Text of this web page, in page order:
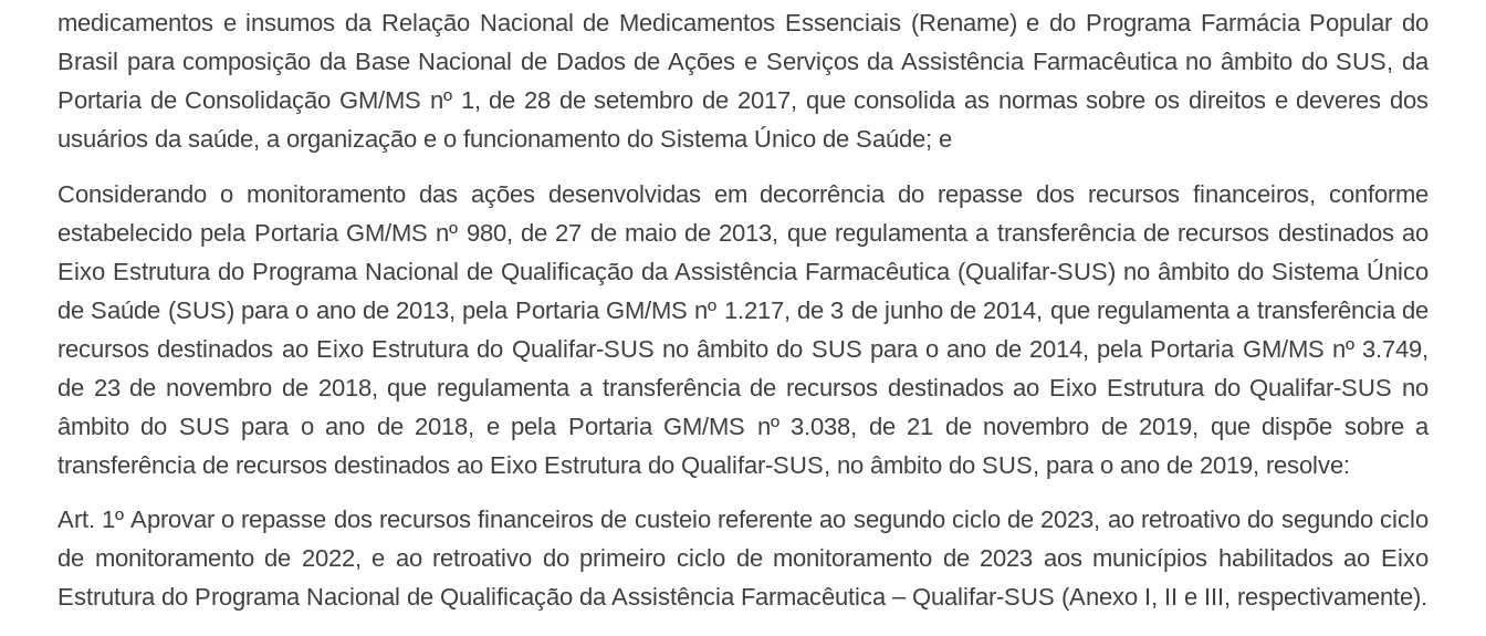
medicamentos e insumos da Relação Nacional de Medicamentos Essenciais (Rename) e do Programa Farmácia Popular do
Brasil para composição da Base Nacional de Dados de Ações e Serviços da Assistência Farmacêutica no âmbito do SUS, da
Portaria de Consolidação GM/MS nº 1, de 28 de setembro de 2017, que consolida as normas sobre os direitos e deveres dos
usuários da saúde, a organização e o funcionamento do Sistema Único de Saúde; e
Considerando o monitoramento das ações desenvolvidas em decorrência do repasse dos recursos financeiros, conforme
estabelecido pela Portaria GM/MS nº 980, de 27 de maio de 2013, que regulamenta a transferência de recursos destinados ao
Eixo Estrutura do Programa Nacional de Qualificação da Assistência Farmacêutica (Qualifar-SUS) no âmbito do Sistema Único
de Saúde (SUS) para o ano de 2013, pela Portaria GM/MS nº 1.217, de 3 de junho de 2014, que regulamenta a transferência de
recursos destinados ao Eixo Estrutura do Qualifar-SUS no âmbito do SUS para o ano de 2014, pela Portaria GM/MS nº 3.749,
de 23 de novembro de 2018, que regulamenta a transferência de recursos destinados ao Eixo Estrutura do Qualifar-SUS no
âmbito do SUS para o ano de 2018, e pela Portaria GM/MS nº 3.038, de 21 de novembro de 2019, que dispõe sobre a
transferência de recursos destinados ao Eixo Estrutura do Qualifar-SUS, no âmbito do SUS, para o ano de 2019, resolve:
Art. 1º Aprovar o repasse dos recursos financeiros de custeio referente ao segundo ciclo de 2023, ao retroativo do segundo ciclo
de monitoramento de 2022, e ao retroativo do primeiro ciclo de monitoramento de 2023 aos municípios habilitados ao Eixo
Estrutura do Programa Nacional de Qualificação da Assistência Farmacêutica – Qualifar-SUS (Anexo I, II e III, respectivamente).